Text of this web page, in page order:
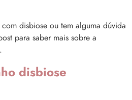
disbiose ou tem alguma dúvida
para saber mais sobre a
disbiose